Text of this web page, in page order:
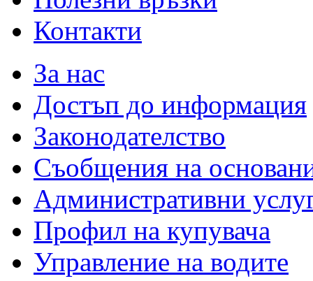
Контакти
За нас
Достъп до информация
Законодателство
Съобщения на
Административни
Профил на купувача
Управление на водите